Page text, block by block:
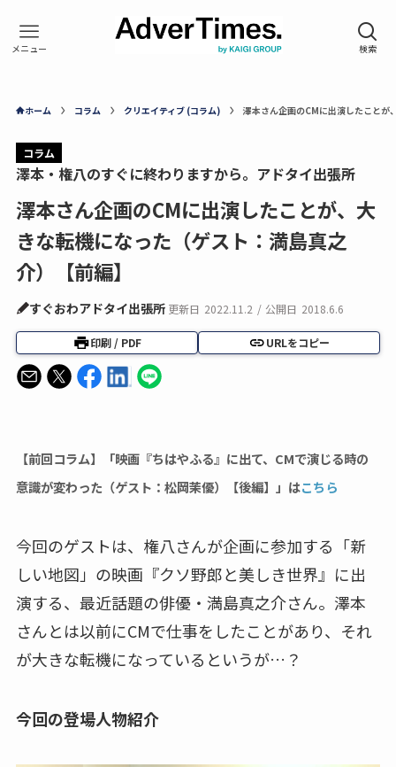
ホーム コラム クリエイティブ (コラム) 澤本さん企画のCMに出演したことが
コラム
澤本・権八のすぐに終わりますから。アドタイ出張所
澤本さん企画のCMに出演したことが、大
きな転機になった（ゲスト：満島真之
介）【前編】
すぐおわアドタイ出張所 更新日 2022.11.2 / 公開日 2018.6.6
印刷 / PDF URLをコピー
【前回コラム】「映画『ちはやふる』に出て、CMで演じる時の
意識が変わった（ゲスト：松岡茉優）【後編】」はこちら
今回のゲストは、権八さんが企画に参加する「新
しい地図」の映画『クソ野郎と美しき世界』に出
演する、最近話題の俳優・満島真之介さん。澤本
さんとは以前にCMで仕事をしたことがあり、それ
が大きな転機になっているというが…？
今回の登場人物紹介